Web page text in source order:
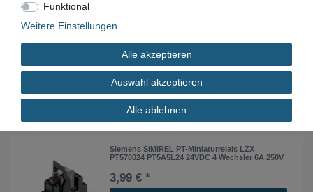
13,00 € *
In den Warenkorb
inkl. ges. MwSt.zzgl.
Siemens SIMIREL PT-Miniaturrelais LZX
PT570024 PT5A5L24 24VDC 4 Wechsler 6A 250V
3,99 € *
Funktional
Weitere Einstellungen
Alle akzeptieren
Auswahl akzeptieren
Alle ablehnen